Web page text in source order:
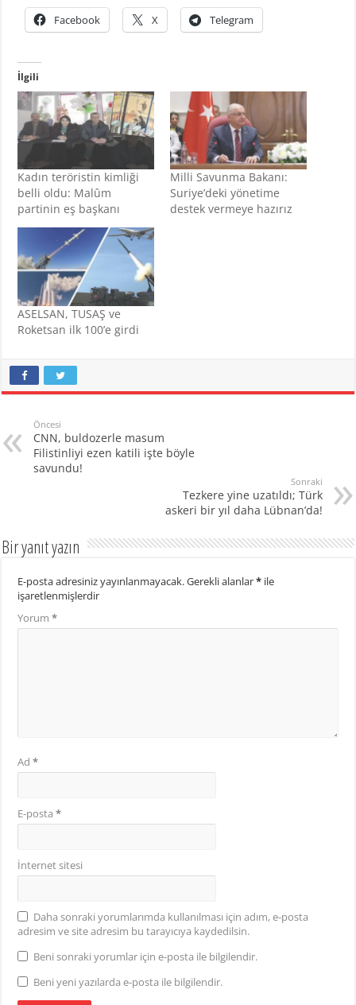
Facebook X Telegram
İlgili
Kadın teröristin kimliği
belli oldu: Malûm
partinin eş başkanı
Milli Savunma Bakanı:
Suriye’deki yönetime
destek vermeye hazırız
ASELSAN, TUSAŞ ve
Roketsan ilk 100’e girdi
Öncesi
CNN, buldozerle masum
Filistinliyi ezen katili işte böyle
savundu!
Sonraki
Tezkere yine uzatıldı; Türk
askeri bir yıl daha Lübnan’da!
Bir yanıt yazın
E-posta adresiniz yayınlanmayacak.Gerekli alanlar* ile
işaretlenmişlerdir
Yorum*
Ad*
E-posta*
İnternet sitesi
Daha sonraki yorumlarımda kullanılması için adım, e-posta
adresim ve site adresim bu tarayıcıya kaydedilsin.
Beni sonraki yorumlar için e-posta ile bilgilendir.
Beni yeni yazılarda e-posta ile bilgilendir.